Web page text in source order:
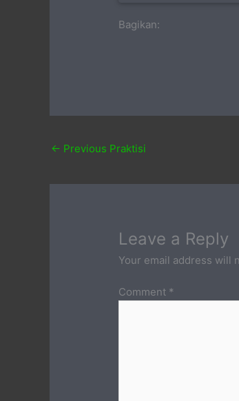
Bagikan:
← Previous Praktisi
Leave a Reply
Your email address will
Comment *